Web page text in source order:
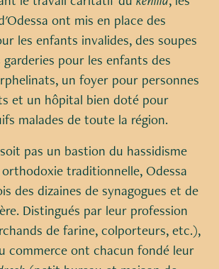
ont mis en place des
les enfants invalides, des soupes
garderies pour les enfants des
un foyer pour personnes
et un hôpital bien doté pour
malades de toute la région.
pas un bastion du hassidisme
traditionnelle, Odessa
des dizaines de synagogues et de
Distingués par leur profession
de farine, colporteurs, etc.),
commerce ont chacun fondé leur